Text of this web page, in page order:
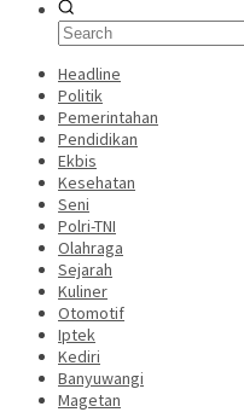
Headline
Politik
Pemerintahan
Pendidikan
Ekbis
Kesehatan
Seni
Polri-TNI
Olahraga
Sejarah
Kuliner
Otomotif
Iptek
Kediri
Banyuwangi
Magetan